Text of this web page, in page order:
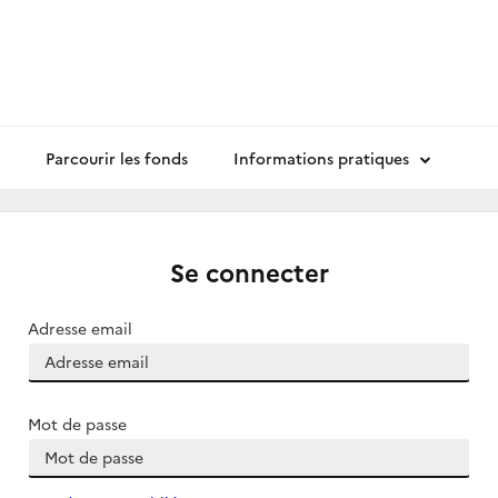
Parcourir les fonds Informations pratiques
Se connecter
Adresse email
Mot de passe